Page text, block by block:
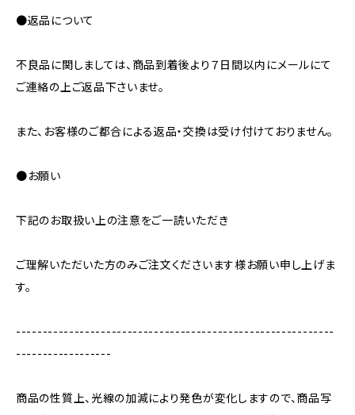
●返品について
不良品に関しましては、商品到着後より７日間以内にメールにて
ご連絡の上ご返品下さいませ。
また、お客様のご都合による返品・交換は受け付けておりません。
●お願い
下記のお取扱い上の注意をご一読いただき
ご理解いただいた方のみご注文くださいます様お願い申し上げま
す。
------------------------------------------------------------
------------------
商品の性質上、光線の加減により発色が変化しますので、商品写